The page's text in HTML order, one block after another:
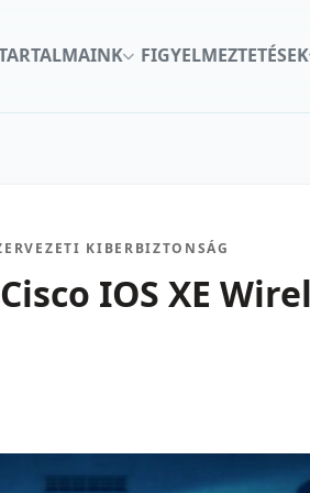
FIGYELMEZTETÉSEK
KIBERBIZTONSÁG
IOS XE